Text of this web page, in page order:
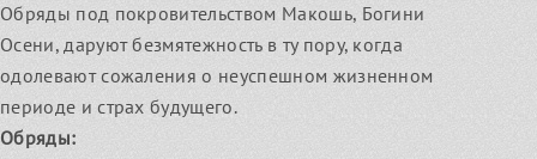
Обряды под покровительством Макошь, Богини
Осени, даруют безмятежность в ту пору, когда
одолевают сожаления о неуспешном жизненном
периоде и страх будущего.
Обряды: